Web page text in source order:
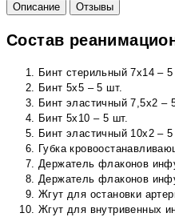
Описание
Отзывы
Состав
Бинт стерильный 7х14 – 5
Бинт 5х5 – 5 шт.
Бинт эластичный 7,5х2 –
Бинт 5х10 – 5 шт.
Бинт эластичный 10х2 – 5
Губка
Держатель флаконов
Держатель флаконов
Жгут для остановки
Жгут для внутривенных